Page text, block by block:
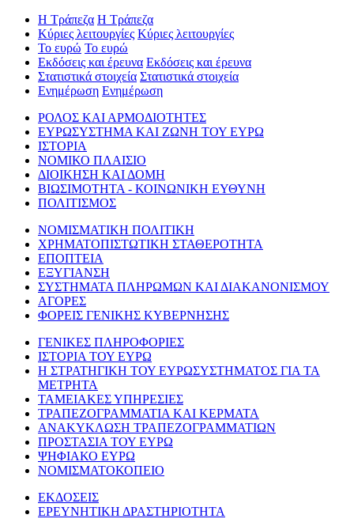
Η Τράπεζα Η Τράπεζα
Κύριες λειτουργίες Κύριες λειτουργίες
Το ευρώ Το ευρώ
Εκδόσεις και έρευνα Εκδόσεις και έρευνα
Στατιστικά στοιχεία Στατιστικά στοιχεία
Ενημέρωση Ενημέρωση
ΡΟΛΟΣ ΚΑΙ ΑΡΜΟΔΙΟΤΗΤΕΣ
ΕΥΡΩΣΥΣΤΗΜΑ ΚΑΙ ΖΩΝΗ ΤΟΥ ΕΥΡΩ
ΙΣΤΟΡΙΑ
ΝΟΜΙΚΟ ΠΛΑΙΣΙΟ
ΔΙΟΙΚΗΣΗ ΚΑΙ ΔΟΜΗ
ΒΙΩΣΙΜΟΤΗΤΑ - ΚΟΙΝΩΝΙΚΗ ΕΥΘΥΝΗ
ΠΟΛΙΤΙΣΜΟΣ
ΝΟΜΙΣΜΑΤΙΚΗ ΠΟΛΙΤΙΚΗ
ΧΡΗΜΑΤΟΠΙΣΤΩΤΙΚΗ ΣΤΑΘΕΡΟΤΗΤΑ
ΕΠΟΠΤΕΙΑ
ΕΞΥΓΙΑΝΣΗ
ΣΥΣΤΗΜΑΤΑ ΠΛΗΡΩΜΩΝ ΚΑΙ ΔΙΑΚΑΝΟΝΙΣΜΟΥ
ΑΓΟΡΕΣ
ΦΟΡΕΙΣ ΓΕΝΙΚΗΣ ΚΥΒΕΡΝΗΣΗΣ
ΓΕΝΙΚΕΣ ΠΛΗΡΟΦΟΡΙΕΣ
ΙΣΤΟΡΙΑ ΤΟΥ ΕΥΡΩ
Η ΣΤΡΑΤΗΓΙΚΗ ΤΟΥ ΕΥΡΩΣΥΣΤΗΜΑΤΟΣ ΓΙΑ ΤΑ
ΜΕΤΡΗΤΑ
ΤΑΜΕΙΑΚΕΣ ΥΠΗΡΕΣΙΕΣ
ΤΡΑΠΕΖΟΓΡΑΜΜΑΤΙΑ ΚΑΙ ΚΕΡΜΑΤΑ
ΑΝΑΚΥΚΛΩΣΗ ΤΡΑΠΕΖΟΓΡΑΜΜΑΤΙΩΝ
ΠΡΟΣΤΑΣΙΑ ΤΟΥ ΕΥΡΩ
ΨΗΦΙΑΚΟ ΕΥΡΩ
ΝΟΜΙΣΜΑΤΟΚΟΠΕΙΟ
ΕΚΔΟΣΕΙΣ
ΕΡΕΥΝΗΤΙΚΗ ΔΡΑΣΤΗΡΙΟΤΗΤΑ